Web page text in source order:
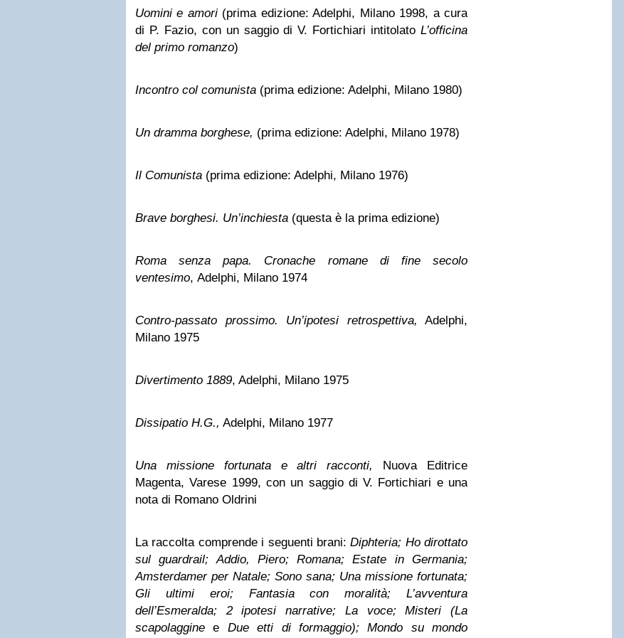
Uomini e amori (prima edizione: Adelphi, Milano 1998, a cura
di P. Fazio, con un saggio di V. Fortichiari intitolato L’officina
del primo romanzo)
Incontro col comunista (prima edizione: Adelphi, Milano 1980)
Un dramma borghese, (prima edizione: Adelphi, Milano 1978)
Il Comunista (prima edizione: Adelphi, Milano 1976)
Brave borghesi. Un’inchiesta (questa è la prima edizione)
Roma senza papa. Cronache romane di fine secolo
ventesimo, Adelphi, Milano 1974
Contro-passato prossimo. Un’ipotesi retrospettiva, Adelphi,
Milano 1975
Divertimento 1889, Adelphi, Milano 1975
Dissipatio H.G., Adelphi, Milano 1977
Una missione fortunata e altri racconti, Nuova Editrice
Magenta, Varese 1999, con un saggio di V. Fortichiari e una
nota di Romano Oldrini
La raccolta comprende i seguenti brani:Diphteria; Ho dirottato
sul guardrail; Addio, Piero; Romana; Estate in Germania;
Amsterdamer per Natale; Sono sana; Una missione fortunata;
Gli ultimi eroi; Fantasia con moralità; L’avventura
dell’Esmeralda; 2 ipotesi narrative; La voce; Misteri (La
scapolagginee Due etti di formaggio); Mondo su mondo